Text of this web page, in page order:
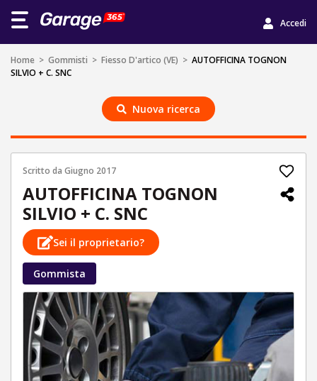
Accedi
Home > Gommisti > Fiesso D'artico (VE) > AUTOFFICINA TOGNON
SILVIO + C. SNC
Nuova ricerca
Scritto da Giugno 2017
AUTOFFICINA TOGNON
SILVIO + C. SNC
Sei il proprietario?
Gommista